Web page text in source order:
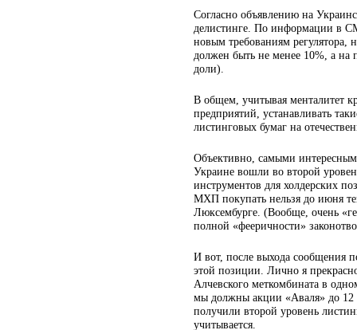
Согласно объявлению на
делистинге. По информации в
новым требованиям регулятора,
должен быть не менее 10%, а на
доли).
В общем, учитывая менталитет
предприятий, устанавливать
листинговых бумаг на
Объективно, самыми
Украине вошли во второй
инструментов для холдерских
МХП покупать нельзя до июня
Люксембурге. (Вообще, очень
полной «фееричности»
И вот, после выхода сообщения
этой позиции. Лично я
Алчевского меткомбината в
мы должны акции «Аваля» до 12
получили второй уровень
учитывается.